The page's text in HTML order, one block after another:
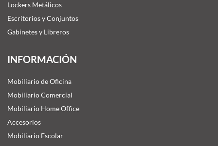
Lockers Metálicos
Escritorios y Conjuntos
Gabinetes y Libreros
INFORMACIÓN
Mobiliario de Oficina
Mobiliario Comercial
Mobiliario Home Office
Accesorios
Mobiliario Escolar